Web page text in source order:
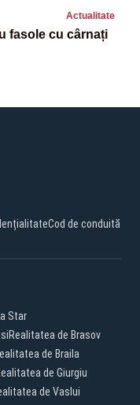
Actualitate
fasole cu cârnați
Cod de conduită
Star
Realitatea de Brasov
de Braila
de Giurgiu
de Vaslui